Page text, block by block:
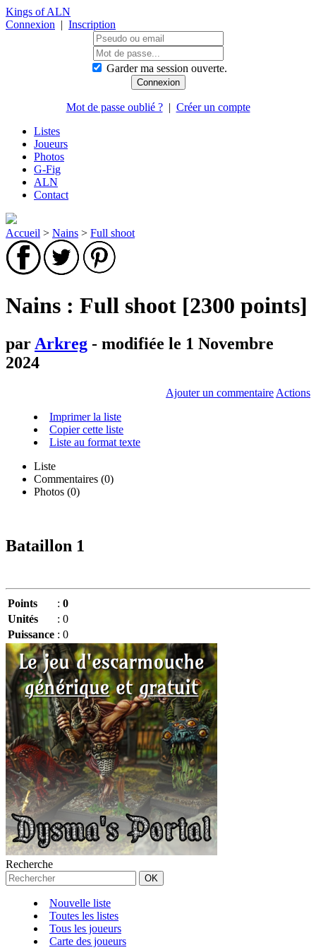
Kings of ALN
Connexion | Inscription
Garder ma session ouverte.
Mot de passe oublié ?| Créer un compte
Listes
Joueurs
Photos
G-Fig
ALN
Contact
Accueil > Nains > Full shoot
Nains : Full shoot [2300 points]
par Arkreg - modifiée le 1 Novembre
2024
Ajouter un commentaire Actions
Imprimer la liste
Copier cette liste
Liste au format texte
Liste
Commentaires (0)
Photos (0)
Bataillon 1
Points : 0
Unités
: 0
Puissance : 0
Recherche
Nouvelle liste
Toutes les listes
Tous les joueurs
Carte des joueurs